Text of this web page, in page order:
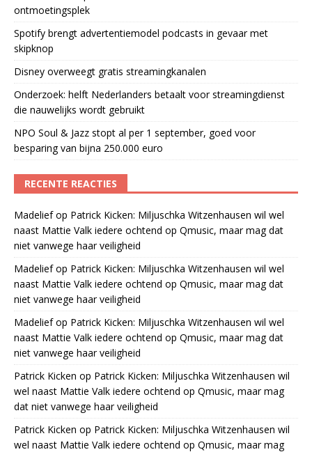
ontmoetingsplek
Spotify brengt advertentiemodel podcasts in gevaar met
skipknop
Disney overweegt gratis streamingkanalen
Onderzoek: helft Nederlanders betaalt voor streamingdienst
die nauwelijks wordt gebruikt
NPO Soul & Jazz stopt al per 1 september, goed voor
besparing van bijna 250.000 euro
RECENTE REACTIES
Madeliefop Patrick Kicken: Miljuschka Witzenhausen wil wel
naast Mattie Valk iedere ochtend op Qmusic, maar mag dat
niet vanwege haar veiligheid
Madeliefop Patrick Kicken: Miljuschka Witzenhausen wil wel
naast Mattie Valk iedere ochtend op Qmusic, maar mag dat
niet vanwege haar veiligheid
Madeliefop Patrick Kicken: Miljuschka Witzenhausen wil wel
naast Mattie Valk iedere ochtend op Qmusic, maar mag dat
niet vanwege haar veiligheid
Patrick Kicken op Patrick Kicken: Miljuschka Witzenhausen wil
wel naast Mattie Valk iedere ochtend op Qmusic, maar mag
dat niet vanwege haar veiligheid
Patrick Kicken op Patrick Kicken: Miljuschka Witzenhausen wil
wel naast Mattie Valk iedere ochtend op Qmusic, maar mag